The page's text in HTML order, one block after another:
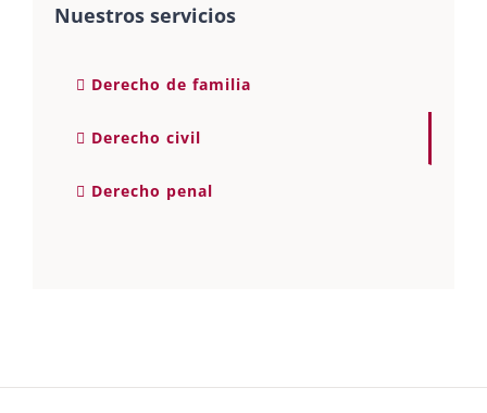
Nuestros servicios
Derecho de familia
Derecho civil
Derecho penal